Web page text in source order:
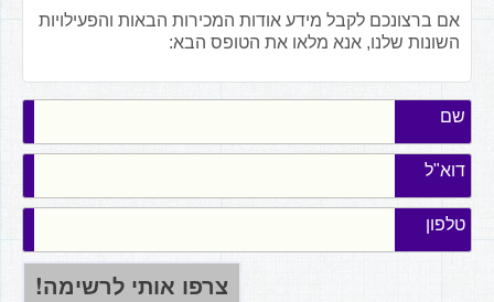
אם ברצונכם לקבל מידע אודות המכירות הבאות והפעילויות
השונות שלנו, אנא מלאו את הטופס הבא:
שם
דוא"ל
טלפון